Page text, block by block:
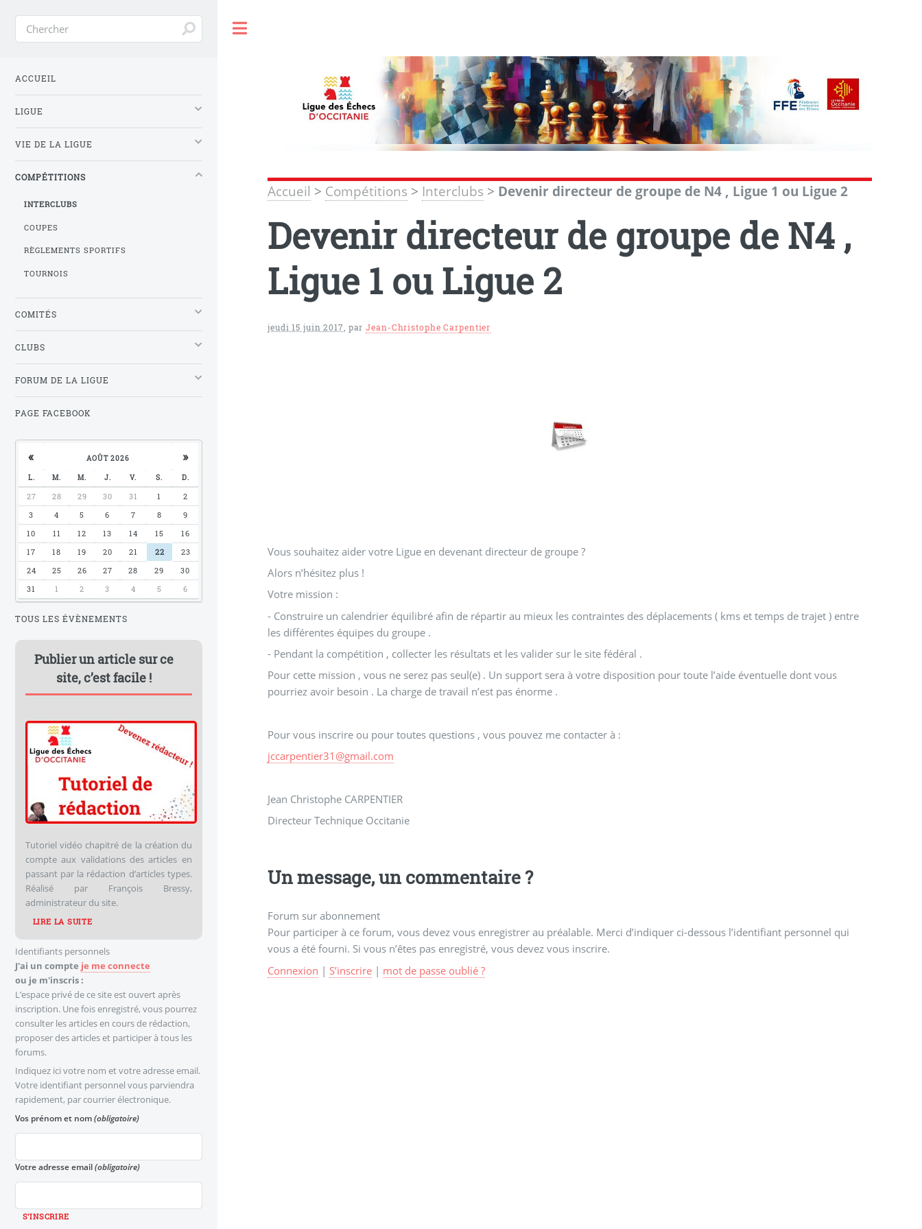
Accueil > Compétitions > Interclubs > Devenir directeur de groupe de N4 , Ligue 1 ou Ligue 2
Devenir directeur de groupe de N4 ,
Ligue 1 ou Ligue 2
jeudi 15 juin 2017 parJean-Christophe Carpentier
Vous souhaitez aider votre Ligue en devenant directeur de groupe ?
Alors n’hésitez plus !
Votre mission :
- Construire un calendrier équilibré afin de répartir au mieux les contraintes des déplacements ( kms et temps de trajet ) entre
les différentes équipes du groupe .
- Pendant la compétition , collecter les résultats et les valider sur le site fédéral .
Pour cette mission , vous ne serez pas seul(e) . Un support sera à votre disposition pour toute l’aide éventuelle dont vous
pourriez avoir besoin . La charge de travail n’est pas énorme .
Pour vous inscrire ou pour toutes questions , vous pouvez me contacter à :
jccarpentier31 @gmail.com
Jean Christophe CARPENTIER
Directeur Technique Occitanie
Un message, un commentaire ?
Forum sur abonnement
Pour participer à ce forum, vous devez vous enregistrer au préalable. Merci d’indiquer ci-dessous l’identifiant personnel qui
vous a été fourni. Si vous n’êtes pas enregistré, vous devez vous inscrire.
Connexion | S’inscrire | mot de passe oublié ?
ACCUEIL
LIGUE
VIE DE LA LIGUE
COMPÉTITIONS
INTERCLUBS
COUPES
RÈGLEMENTS SPORTIFS
TOURNOIS
COMITÉS
CLUBS
FORUM DE LA LIGUE
PAGE FACEBOOK
« AOÛT 2026 »
L. M. M. J. V. S. D.
27 28 29 30 31 1
2
3
4 5 6 7 8
9
10
11 12 13 14 15
16
17
18 19 20 21 22
23
24
25 26 27 28 29
30
31
1 2 3 4 5 6
TOUS LES ÉVÈNEMENTS
Publier un article sur ce
site, c’est facile !
Tutoriel vidéo chapitré de la création du
compte aux validations des articles en
passant par la rédaction d’articles types.
Réalisé par François Bressy,
administrateur du site.
LIRE LA SUITE
J'ai un compte je me connecte
ou je m'inscris :
L’espace privé de ce site est ouvert après
inscription. Une fois enregistré, vous pourrez
consulter les articles en cours de rédaction,
proposer des articles et participer à tous les
forums.
Identifiants personnels
Indiquez ici votre nom et votre adresse email.
Votre identifiant personnel vous parviendra
rapidement, par courrier électronique.
Vos prénom et nom(obligatoire)
Votre adresse email(obligatoire)